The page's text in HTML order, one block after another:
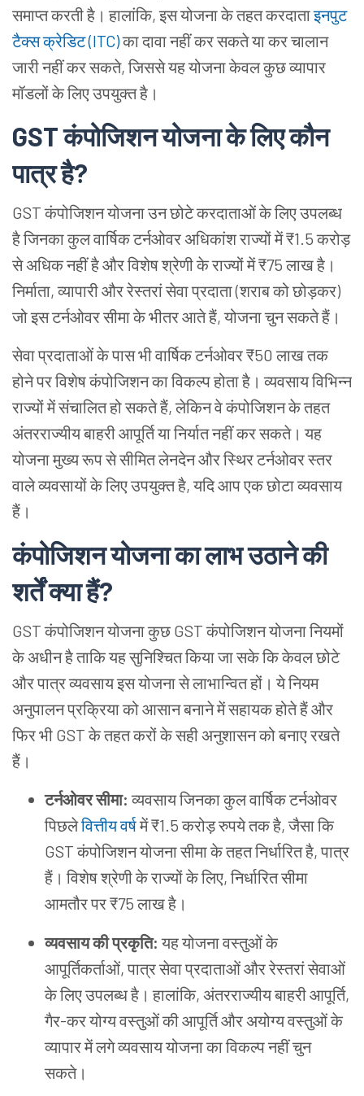
समाप्त करती है। हालांकि, इस योजना के तहत करदाताइनपुट
टैक्स क्रेडिट (ITC)का दावा नहीं कर सकते या कर चालान
जारी नहीं कर सकते, जिससे यह योजना केवल कुछ व्यापार
मॉडलों के लिए उपयुक्त है।
GST कंपोजिशन योजना के लिए कौन
पात्र है?
GST कंपोजिशन योजना उन छोटे करदाताओं के लिए उपलब्ध
है जिनका कुल वार्षिक टर्नओवर अधिकांश राज्यों में ₹1.5 करोड़
से अधिक नहीं है और विशेष श्रेणी के राज्यों में ₹75 लाख है।
निर्माता, व्यापारी और रेस्तरां सेवा प्रदाता (शराब को छोड़कर)
जो इस टर्नओवर सीमा के भीतर आते हैं, योजना चुन सकते हैं।
सेवा प्रदाताओं के पास भी वार्षिक टर्नओवर ₹50 लाख तक
होने पर विशेष कंपोजिशन का विकल्प होता है। व्यवसाय विभिन्न
राज्यों में संचालित हो सकते हैं, लेकिन वे कंपोजिशन के तहत
अंतरराज्यीय बाहरी आपूर्ति या निर्यात नहीं कर सकते। यह
योजना मुख्य रूप से सीमित लेनदेन और स्थिर टर्नओवर स्तर
वाले व्यवसायों के लिए उपयुक्त है, यदि आप एक छोटा व्यवसाय
हैं।
कंपोजिशन योजना का लाभ उठाने की
शर्तें क्या हैं?
GST कंपोजिशन योजना कुछ GST कंपोजिशन योजना नियमों
के अधीन है ताकि यह सुनिश्चित किया जा सके कि केवल छोटे
और पात्र व्यवसाय इस योजना से लाभान्वित हों। ये नियम
अनुपालन प्रक्रिया को आसान बनाने में सहायक होते हैं और
फिर भी GST के तहत करों के सही अनुशासन को बनाए रखते
हैं।
टर्नओवर सीमा: व्यवसाय जिनका कुल वार्षिक टर्नओवर
पिछलेवित्तीय वर्षमें ₹1.5 करोड़ रुपये तक है, जैसा कि
GST कंपोजिशन योजना सीमा के तहत निर्धारित है, पात्र
हैं। विशेष श्रेणी के राज्यों के लिए, निर्धारित सीमा
आमतौर पर ₹75 लाख है।
व्यवसाय की प्रकृति: यह योजना वस्तुओं के
आपूर्तिकर्ताओं, पात्र सेवा प्रदाताओं और रेस्तरां सेवाओं
के लिए उपलब्ध है। हालांकि, अंतरराज्यीय बाहरी आपूर्ति,
गैर-कर योग्य वस्तुओं की आपूर्ति और अयोग्य वस्तुओं के
व्यापार में लगे व्यवसाय योजना का विकल्प नहीं चुन
सकते।